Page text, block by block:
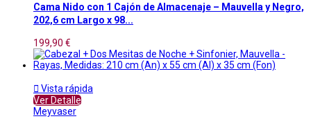
Cama Nido con 1 Cajón de Almacenaje – Mauvella y Negro,
202,6 cm Largo x 98...
199,90 €
 Vista rápida
Ver Detalle
Meyvaser